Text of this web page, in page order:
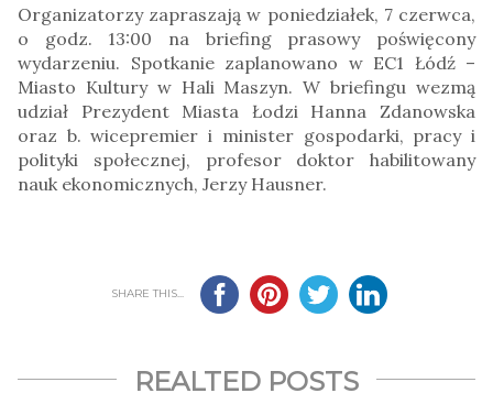
Organizatorzy zapraszają w poniedziałek, 7 czerwca,
o godz. 13:00 na briefing prasowy poświęcony
wydarzeniu. Spotkanie zaplanowano w EC1 Łódź –
Miasto Kultury w Hali Maszyn. W briefingu wezmą
udział Prezydent Miasta Łodzi Hanna Zdanowska
oraz b. wicepremier i minister gospodarki, pracy i
polityki społecznej, profesor doktor habilitowany
nauk ekonomicznych, Jerzy Hausner.
SHARE THIS...
REALTED POSTS